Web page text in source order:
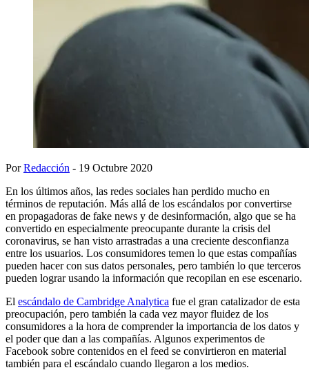
PorRedacción - 19 Octubre 2020
En los últimos años, las redes sociales han perdido mucho en
términos de reputación. Más allá de los escándalos por convertirse
en propagadoras de fake news y de desinformación, algo que se ha
convertido en especialmente preocupante durante la crisis del
coronavirus, se han visto arrastradas a una creciente desconfianza
entre los usuarios. Los consumidores temen lo que estas compañías
pueden hacer con sus datos personales, pero también lo que terceros
pueden lograr usando la información que recopilan en ese escenario.
El escándalo de Cambridge Analytica fue el gran catalizador de esta
preocupación, pero también la cada vez mayor fluidez de los
consumidores a la hora de comprender la importancia de los datos y
el poder que dan a las compañías. Algunos experimentos de
Facebook sobre contenidos en el feed se convirtieron en material
también para el escándalo cuando llegaron a los medios.